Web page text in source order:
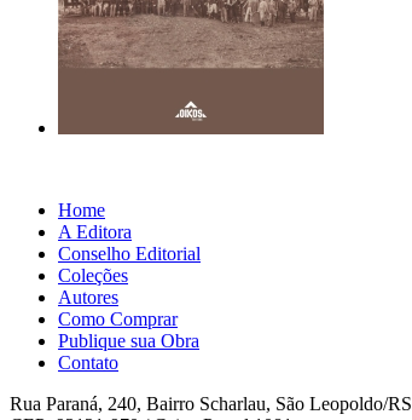
Home
A Editora
Conselho Editorial
Coleções
Autores
Como Comprar
Publique sua Obra
Contato
Rua Paraná, 240, Bairro Scharlau, São Leopoldo/